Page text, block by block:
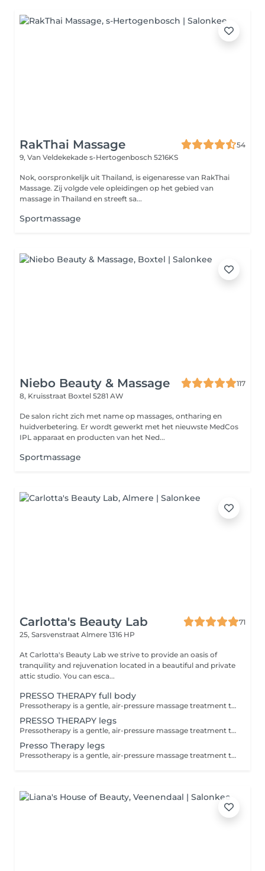
RakThai Massage
54
9, Van Veldekekade s-Hertogenbosch 5216KS
Nok, oorspronkelijk uit Thailand, is eigenaresse van RakThai
Massage. Zij volgde vele opleidingen op het gebied van
massage in Thailand en streeft sa...
Sportmassage
Niebo Beauty & Massage
117
8, Kruisstraat Boxtel 5281 AW
De salon richt zich met name op massages, ontharing en
huidverbetering. Er wordt gewerkt met het nieuwste MedCos
IPL apparaat en producten van het Ned...
Sportmassage
Carlotta's Beauty Lab
71
25, Sarsvenstraat Almere 1316 HP
At Carlotta's Beauty Lab we strive to provide an oasis of
tranquility and rejuvenation located in a beautiful and private
attic studio. You can esca...
PRESSO THERAPY full body
Pressotherapy is a gentle, air-pressure massage treatment that stimulates the lymphatic system and improves circulation. Benefits include: Reduced fluid retention and swelling Detoxification and improved lymph drainage Lighter, more relaxed legs Relief from bloating and heaviness Great support for recovery after workouts or during pregnancy It's a relaxing and effective way to boost your body's natural cleansing processes.
PRESSO THERAPY legs
Pressotherapy is a gentle, air-pressure massage treatment that stimulates the lymphatic system and improves circulation. Benefits include: Reduced fluid retention and swelling Detoxification and improved lymph drainage Lighter, more relaxed legs Relief from bloating and heaviness Great support for recovery after workouts or during pregnancy It's a relaxing and effective way to boost your body's natural cleansing processes.
Presso Therapy legs
Pressotherapy is a gentle, air-pressure massage treatment that stimulates the lymphatic system and improves circulation. Benefits include: Reduced fluid retention and swelling Detoxification and improved lymph drainage Lighter, more relaxed legs Relief from bloating and heaviness Great support for recovery after workouts or during pregnancy It's a relaxing and effective way to boost your body's natural cleansing processes.